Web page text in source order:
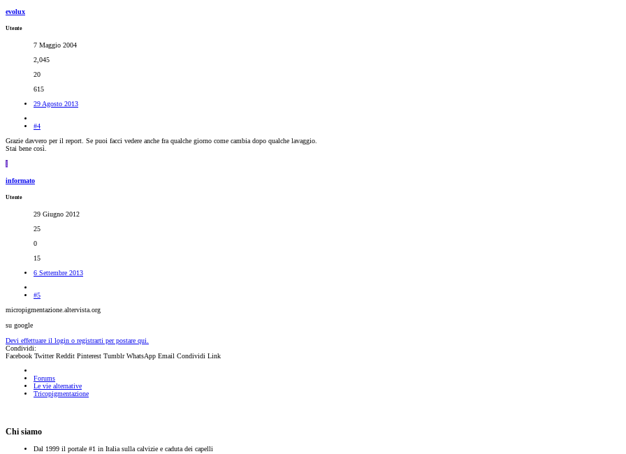
evolux
Utente
7 Maggio 2004
2,045
20
615
29 Agosto 2013
#4
Grazie davvero per il report. Se puoi facci vedere anche fra qualche giorno come cambia dopo qualche lavaggio.
Stai bene così.
I
informato
Utente
29 Giugno 2012
25
0
15
6 Settembre 2013
#5
micropigmentazione.altervista.org
su google
Devi effettuare il login o registrarti per postare qui.
Condividi:
Facebook Twitter Reddit Pinterest Tumblr WhatsApp Email Condividi Link
Forums
Le vie alternative
Tricopigmentazione
Chi siamo
Dal 1999 il portale #1 in Italia sulla calvizie e caduta dei capelli